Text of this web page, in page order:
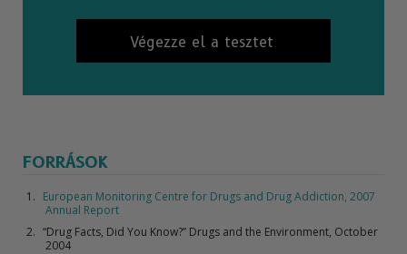
Végezze el a tesztet
FORRÁSOK
European Monitoring Centre for Drugs and Drug Addiction, 2007
Annual Report
“Drug Facts, Did You Know?” Drugs and the Environment, October
2004